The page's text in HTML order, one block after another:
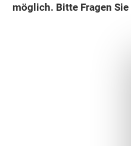
möglich. Bitte Fragen Sie
Produktgalerie